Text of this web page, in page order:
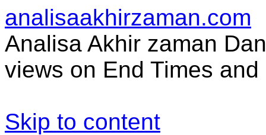
analisaakhirzaman.com
Analisa Akhir zaman
views on End Times
Skip to content